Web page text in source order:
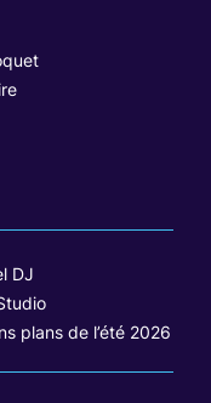
DJ
plans de l’été 2026